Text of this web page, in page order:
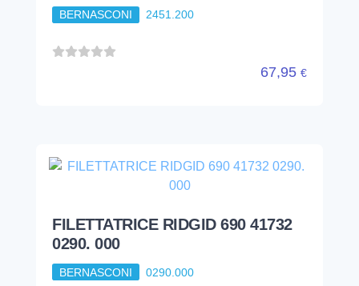
BERNASCONI 2451.200
67,95 €
FILETTATRICE RIDGID 690 41732
0290. 000
BERNASCONI 0290.000